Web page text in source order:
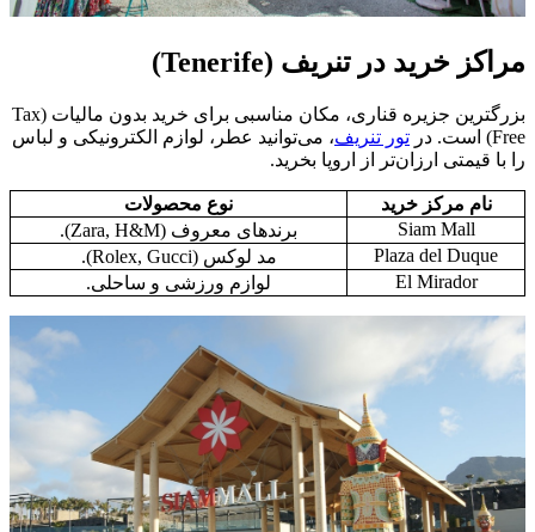
مراکز خرید در تنریف (Tenerife)
بزرگترین جزیره قناری، مکان مناسبی برای خرید بدون مالیات (Tax
Free) است. در
تور تنریف، می‌توانید عطر، لوازم الکترونیکی و لباس
را با قیمتی ارزان‌تر از اروپا بخرید.
نام مرکز خرید
نوع محصولات
Siam Mall
برندهای معروف (Zara, H&M).
Plaza del Duque
مد لوکس (Rolex, Gucci).
El Mirador
لوازم ورزشی و ساحلی.